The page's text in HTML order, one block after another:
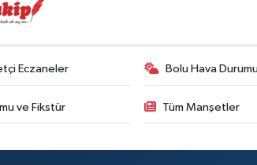
Eczaneler Bolu Hava
ve Fikstür Tüm Manşetler